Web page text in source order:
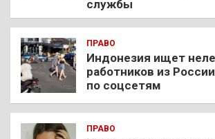
службы
ПРАВО
Индонезия ищет
работников из
по соцсетям
ПРАВО